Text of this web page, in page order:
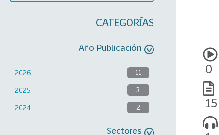
CATEGORÍAS
Año Publicación
2026 11
2025 3
2024 2
Sectores
0
15